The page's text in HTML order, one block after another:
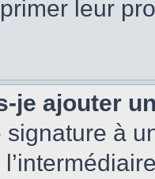
leur
je ajouter
à